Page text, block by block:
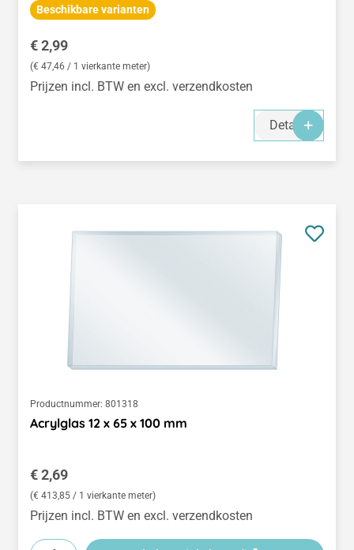
Beschikbare varianten
Normale prijs:
€ 2,99
(€ 47,46 / 1 vierkante meter)
Prijzen incl. BTW en excl. verzendkosten
Details
Productnummer: 801318
Acrylglas 12 x 65 x 100 mm
Normale prijs:
€ 2,69
(€ 413,85 / 1 vierkante meter)
Prijzen incl. BTW en excl. verzendkosten